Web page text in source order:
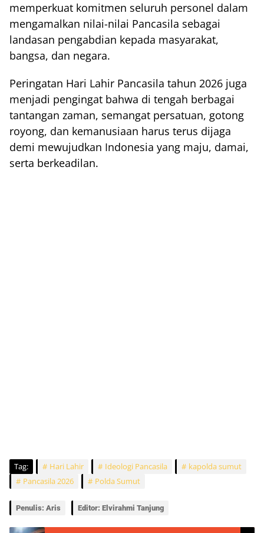
memperkuat komitmen seluruh personel dalam
mengamalkan nilai-nilai Pancasila sebagai
landasan pengabdian kepada masyarakat,
bangsa, dan negara.
Peringatan Hari Lahir Pancasila tahun 2026 juga
menjadi pengingat bahwa di tengah berbagai
tantangan zaman, semangat persatuan, gotong
royong, dan kemanusiaan harus terus dijaga
demi mewujudkan Indonesia yang maju, damai,
serta berkeadilan.
Tag: Hari Lahir Ideologi Pancasila
kapolda sumut
Pancasila 2026
Polda Sumut
Penulis: Aris Editor: Elvirahmi Tanjung